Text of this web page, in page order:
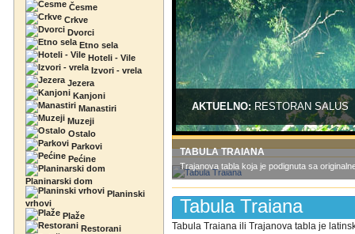
Česme
Crkve
Dvorci
Etno sela
Hoteli - Vile
Izvori - vrela
Jezera
Kanjoni
Manastiri
Muzeji
Ostalo
Parkovi
Pećine
Planinarski dom
Planinski
vrhovi
Plaže
Restorani
AKTUELNO:RESTORAN SALUS
TABULA TRAIANA
Trajanova tabla koja je podignuta sa
Tabula Traiana
Tabula Traiana ili Trajanova tabla je